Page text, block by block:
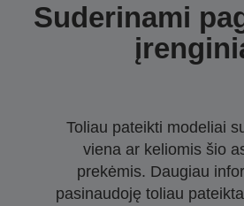
Suderinami
Toliau pateikti modeliai
viena ar keliomis šio
prekėmis. Daugiau
pasinaudoję toliau